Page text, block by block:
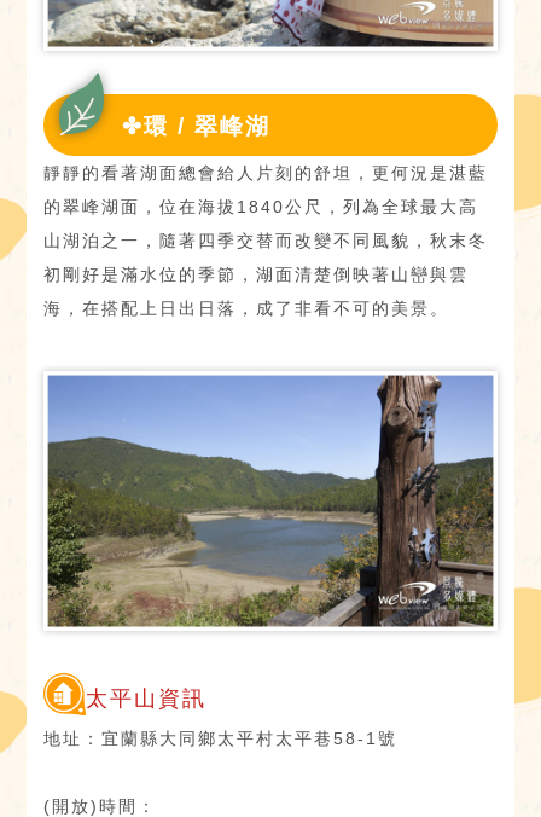
✤環 / 翠峰湖
靜靜的看著湖面總會給人片刻的舒坦，更何況是湛藍
的翠峰湖面，位在海拔1840公尺，列為全球最大高
山湖泊之一，隨著四季交替而改變不同風貌，秋末冬
初剛好是滿水位的季節，湖面清楚倒映著山巒與雲
海，在搭配上日出日落，成了非看不可的美景。
太平山資訊
地址：宜蘭縣大同鄉太平村太平巷58-1號
(開放)時間：